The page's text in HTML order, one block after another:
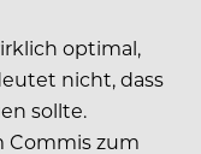
optimal,
nicht, dass
sollte.
Commis zum